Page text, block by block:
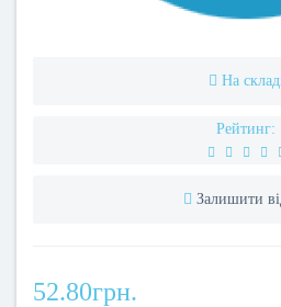
На
Рейтинг:
Залишити
52.80грн.